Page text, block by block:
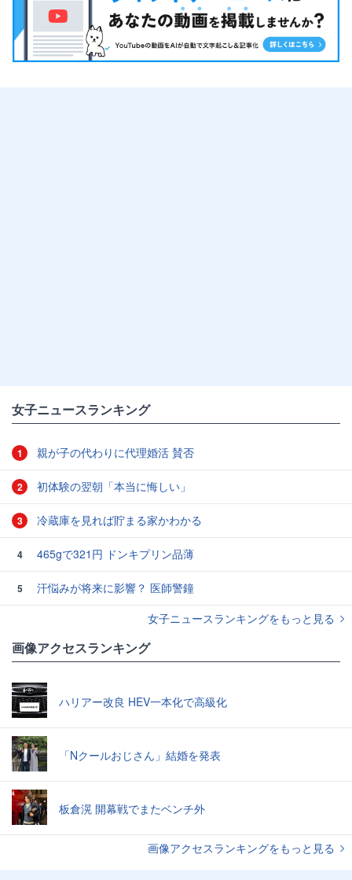
女子ニュースランキング
1 親が子の代わりに代理婚活 賛否
2 初体験の翌朝「本当に悔しい」
3 冷蔵庫を見れば貯まる家かわかる
4 465gで321円 ドンキプリン品薄
5
汗悩みが将来に影響？ 医師警鐘
女子ニュースランキングをもっと見る
画像アクセスランキング
ハリアー改良 HEV一本化で高級化
「Nクールおじさん」結婚を発表
板倉滉 開幕戦でまたベンチ外
画像アクセスランキングをもっと見る